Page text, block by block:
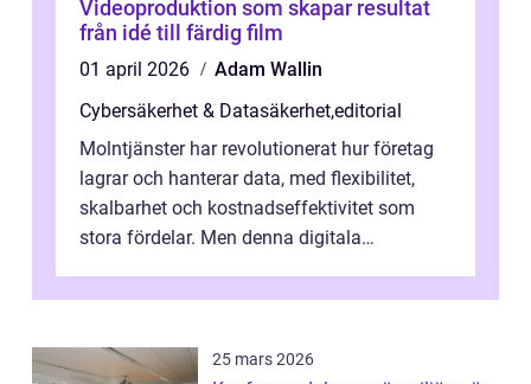
Videoproduktion som skapar resultat
från idé till färdig film
01 april 2026
Adam Wallin
Cybersäkerhet & Datasäkerhet,editorial
Molntjänster har revolutionerat hur företag
lagrar och hanterar data, med flexibilitet,
skalbarhet och kostnadseffektivitet som
stora fördelar. Men denna digitala
25 mars 2026